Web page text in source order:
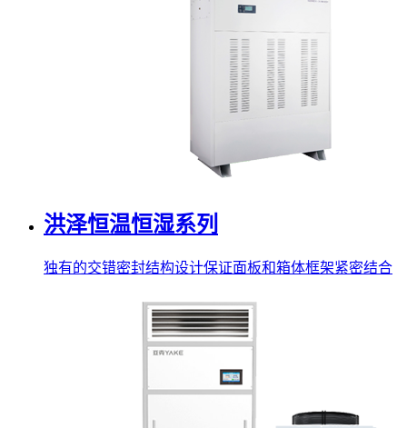
洪泽恒温恒湿系列
独有的交错密封结构设计保证面板和箱体框架紧密结合